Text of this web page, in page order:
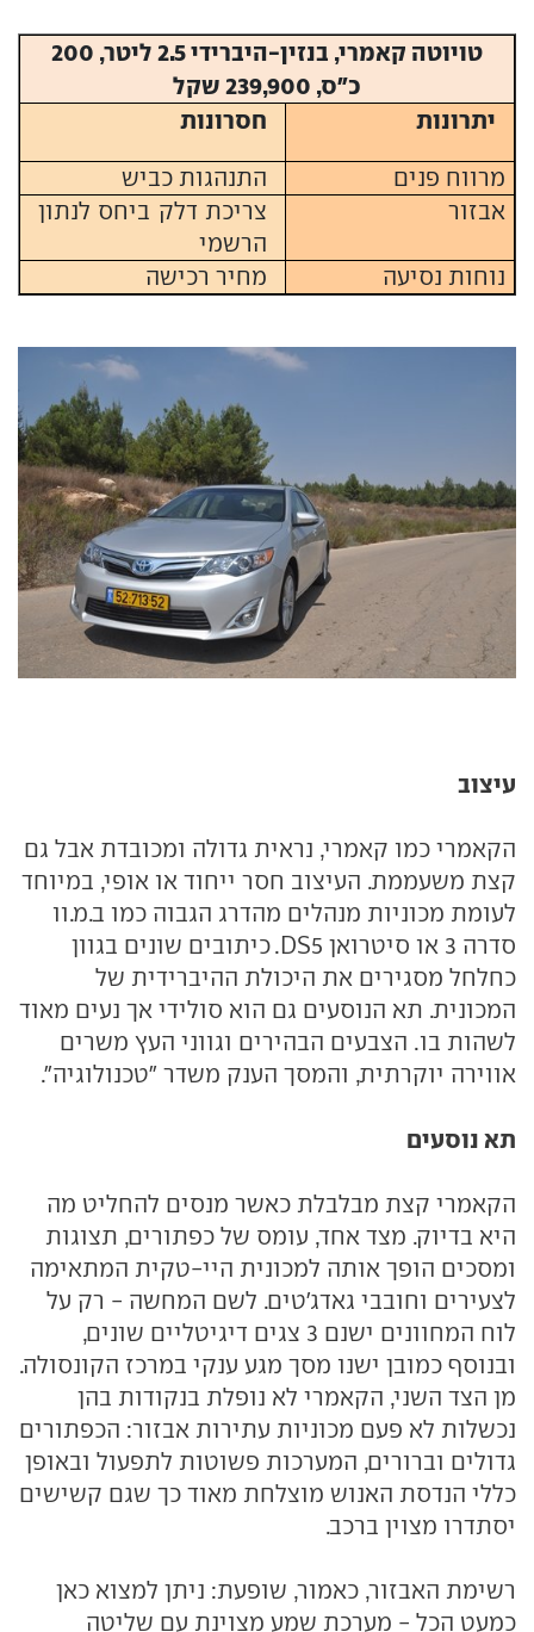
טויוטה קאמרי, בנזין-היברידי 2.5 ליטר, 200
כ"ס, 239,900 שקל
יתרונות
חסרונות
מרווח פנים
התנהגות כביש
אבזור
צריכת דלק ביחס לנתון
הרשמי
נוחות נסיעה
מחיר רכישה
עיצוב
הקאמרי כמו קאמרי, נראית גדולה ומכובדת אבל גם
קצת משעממת. העיצוב חסר ייחוד או אופי, במיוחד
לעומת מכוניות מנהלים מהדרג הגבוה כמו ב.מ.וו
סדרה 3 או סיטרואן DS5. כיתובים שונים בגוון
כחלחל מסגירים את היכולת ההיברידית של
המכונית. תא הנוסעים גם הוא סולידי אך נעים מאוד
לשהות בו. הצבעים הבהירים וגווני העץ משרים
אווירה יוקרתית, והמסך הענק משדר "טכנולוגיה".
תא נוסעים
הקאמרי קצת מבלבלת כאשר מנסים להחליט מה
היא בדיוק. מצד אחד, עומס של כפתורים, תצוגות
ומסכים הופך אותה למכונית היי-טקית המתאימה
לצעירים וחובבי גאדג'טים. לשם המחשה - רק על
לוח המחוונים ישנם 3 צגים דיגיטליים שונים,
ובנוסף כמובן ישנו מסך מגע ענקי במרכז הקונסולה.
מן הצד השני, הקאמרי לא נופלת בנקודות בהן
נכשלות לא פעם מכוניות עתירות אבזור: הכפתורים
גדולים וברורים, המערכות פשוטות לתפעול ובאופן
כללי הנדסת האנוש מוצלחת מאוד כך שגם קשישים
יסתדרו מצוין ברכב.
רשימת האבזור, כאמור, שופעת: ניתן למצוא כאן
כמעט הכל - מערכת שמע מצוינת עם שליטה